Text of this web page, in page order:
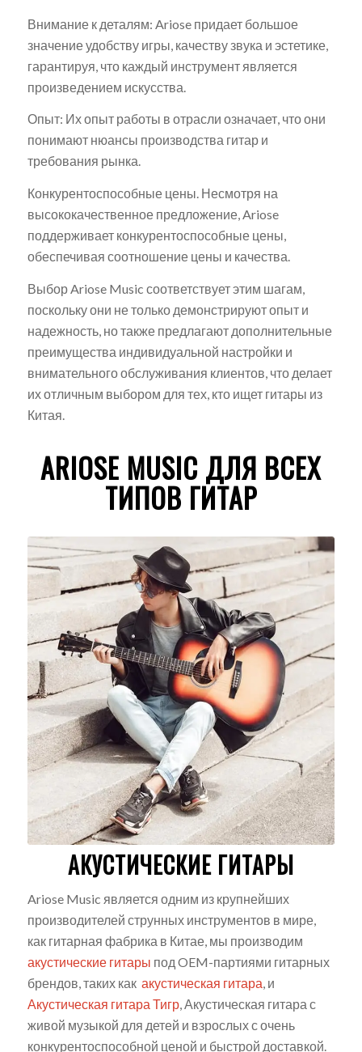
Внимание к деталям: Ariose придает большое
значение удобству игры, качеству звука и эстетике,
гарантируя, что каждый инструмент является
произведением искусства.
Опыт: Их опыт работы в отрасли означает, что они
понимают нюансы производства гитар и
требования рынка.
Конкурентоспособные цены. Несмотря на
высококачественное предложение, Ariose
поддерживает конкурентоспособные цены,
обеспечивая соотношение цены и качества.
Выбор Ariose Music соответствует этим шагам,
поскольку они не только демонстрируют опыт и
надежность, но также предлагают дополнительные
преимущества индивидуальной настройки и
внимательного обслуживания клиентов, что делает
их отличным выбором для тех, кто ищет гитары из
Китая.
ARIOSE MUSIC ДЛЯ ВСЕХ
ТИПОВ ГИТАР
АКУСТИЧЕСКИЕ ГИТАРЫ
Ariose Music является одним из крупнейших
производителей струнных инструментов в мире,
как гитарная фабрика в Китае, мы производим
акустические гитары под OEM-партиями гитарных
брендов, таких как акустическая гитара , и
Акустическая гитара Тигр, Акустическая гитара с
живой музыкой для детей и взрослых с очень
конкурентоспособной ценой и быстрой доставкой.